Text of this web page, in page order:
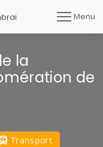
Menu
la
de
Transport